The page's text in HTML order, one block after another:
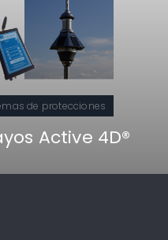
de protecciones
Active 4D®